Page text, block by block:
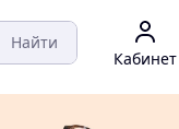
Найти
Кабинет